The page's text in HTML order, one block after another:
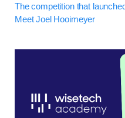
The competition that
Meet Joel Hooimeyer